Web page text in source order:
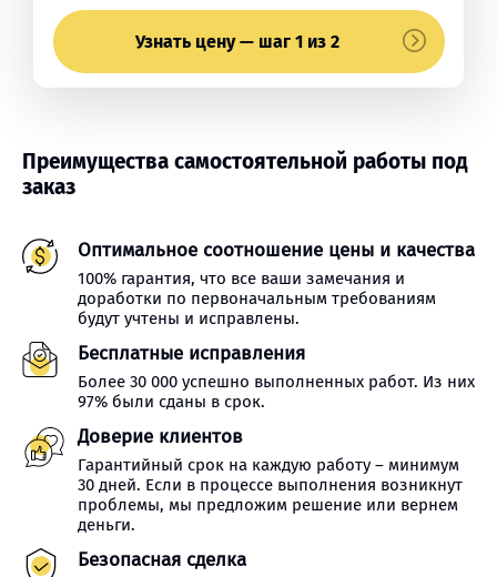
Узнать цену — шаг 1 из 2
Преимущества самостоятельной работы под
заказ
Оптимальное соотношение цены и качества
100% гарантия, что все ваши замечания и
доработки по первоначальным требованиям
будут учтены и исправлены.
Бесплатные исправления
Более 30 000 успешно выполненных работ. Из них
97% были сданы в срок.
Доверие клиентов
Гарантийный срок на каждую работу – минимум
30 дней. Если в процессе выполнения возникнут
проблемы, мы предложим решение или вернем
деньги.
Безопасная сделка